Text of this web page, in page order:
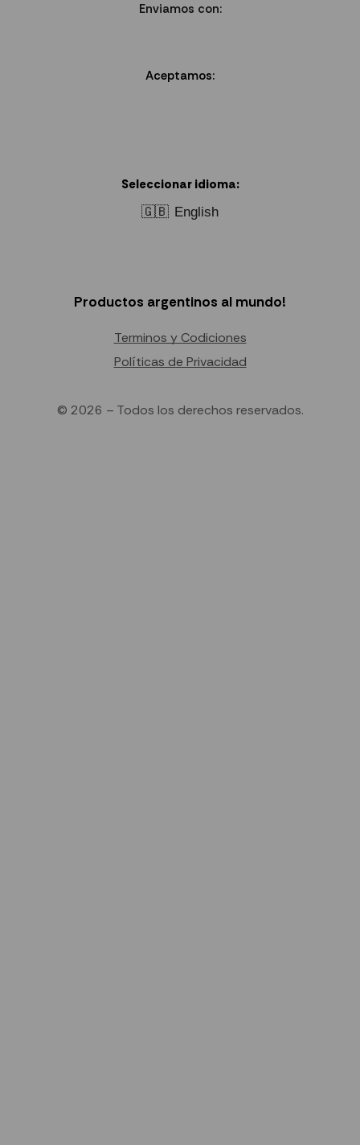
Enviamos con:
Aceptamos:
Seleccionar idioma:
🇬🇧 English
Productos argentinos al mundo!
Terminos y Codiciones
Políticas de Privacidad
© 2026 – Todos los derechos reservados.